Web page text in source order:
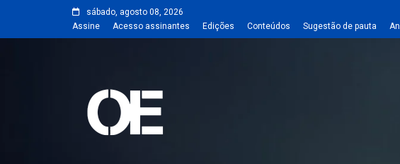
sábado, agosto 08, 2026
Assine
Acesso assinantes Edições Conteúdos Sugestão de pauta